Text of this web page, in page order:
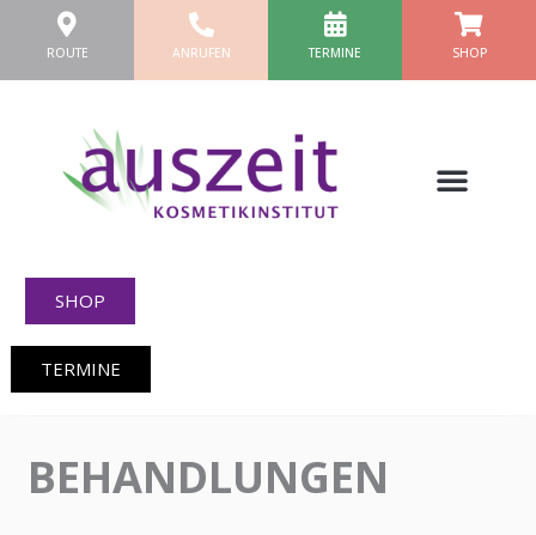
InhaltROUTE ANRUFEN TERMINE SHOP
SHOP
TERMINE
BEHANDLUNGEN